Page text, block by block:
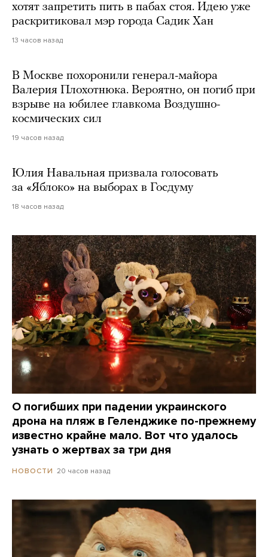
хотят запретить пить в пабах стоя. Идею уже
раскритиковал мэр города Садик Хан
13 часов назад
В Москве похоронили генерал-майора
Валерия Плохотнюка. Вероятно, он погиб при
взрыве на юбилее главкома Воздушно-
космических сил
19 часов назад
Юлия Навальная призвала голосовать
за «Яблоко» на выборах в Госдуму
18 часов назад
О погибших при падении украинского
дрона на пляж в Геленджике по-прежнему
известно крайне мало. Вот что удалось
узнать о жертвах за три дня
НОВОСТИ 20 часов назад